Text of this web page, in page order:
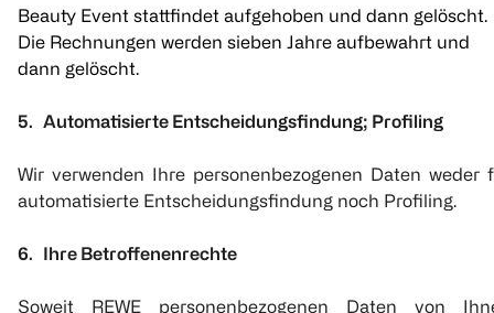
Beauty Event stattfindet aufgehoben und dann gelöscht.
Die Rechnungen werden sieben Jahre aufbewahrt und
dann gelöscht.
5. Automatisierte Entscheidungsfindung; Profiling
Wir verwenden Ihre personenbezogenen Daten weder
automatisierte Entscheidungsfindung noch Profiling.
6. Ihre Betroffenenrechte
Soweit REWE personenbezogenen Daten von